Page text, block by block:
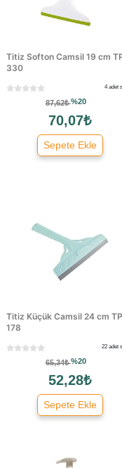
Titiz Softon Camsil 19 cm
330
4 adet
87,62₺%20
70,07₺
Sepete Ekle
Titiz Küçük Camsil 24 cm
178
22 adet
65,34₺%20
52,28₺
Sepete Ekle